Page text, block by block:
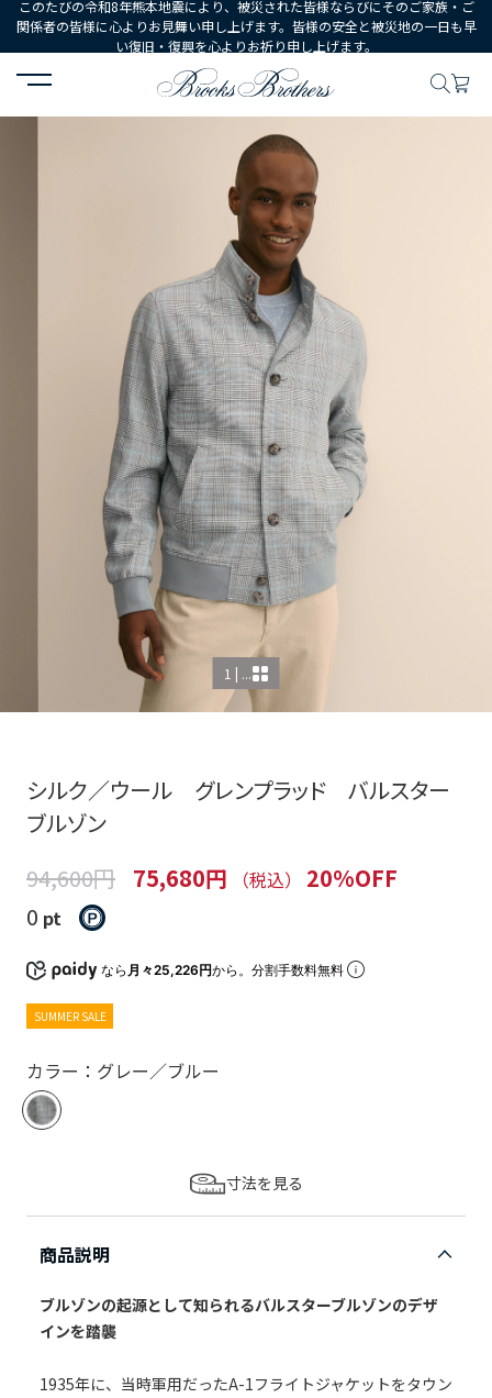
このたびの令和8年熊本地震により、被災された皆様ならびにそのご家族・ご
関係者の皆様に心よりお見舞い申し上げます。皆様の安全と被災地の一日も早
い復旧・復興を心よりお祈り申し上げます。
HOME ウェア アウターウェア シルク／ウール グレンプ
1 | ...
シルク／ウール グレンプラッド バルスター
ブルゾン
94,600円 75,680円 （税込）
20%OFF
0 pt
なら 月々25,226円から。分割手数料無料
SUMMER SALE
カラー：グレー／ブルー
寸法を見る
商品説明
ブルゾンの起源として知られるバルスターブルゾンのデザ
インを踏襲
1935年に、当時軍用だったA-1フライトジャケットをタウン